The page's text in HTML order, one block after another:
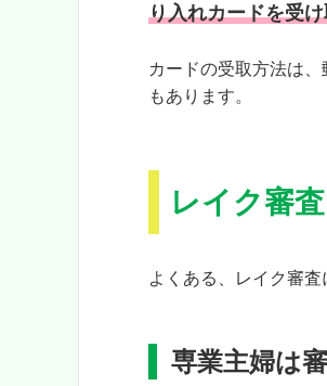
り入れカードを受
カードの受取方法は
もあります。
レイク審
よくある、レイク審査
専業主婦は